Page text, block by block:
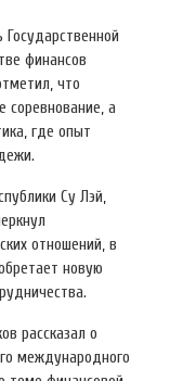
финансов
что
соревнование, а
где опыт
Су Лэй,
отношений, в
новую
рассказал о
международного